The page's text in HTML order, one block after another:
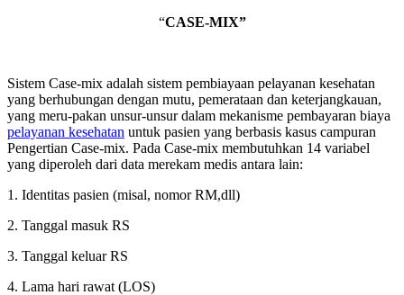
“CASE-MIX”
Sistem Case-mix adalah sistem pembiayaan pelayanan kesehatan
yang berhubungan dengan mutu, pemerataan dan keterjangkauan,
yang meru-pakan unsur-unsur dalam mekanisme pembayaran biaya
pelayanan kesehatan untuk pasien yang berbasis kasus campuran
Pengertian Case-mix. Pada Case-mix membutuhkan 14 variabel
yang diperoleh dari data merekam medis antara lain:
1. Identitas pasien (misal, nomor RM,dll)
2. Tanggal masuk RS
3. Tanggal keluar RS
4. Lama hari rawat (LOS)